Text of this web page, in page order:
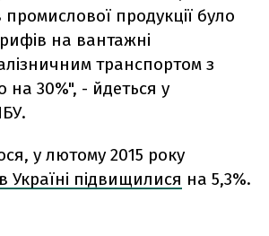
промислової продукції було
на вантажні
транспортом з
на 30%", - йдеться у
у лютому 2015 року
Україні підвищилися на 5,3%.